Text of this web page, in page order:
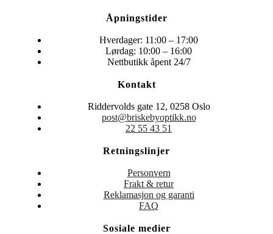
Åpningstider
Hverdager: 11:00 – 17:00
Lørdag: 10:00 – 16:00
Nettbutikk åpent 24/7
Kontakt
Riddervolds gate 12, 0258 Oslo
post@briskebyoptikk.no
22 55 43 51
Retningslinjer
Personvern
Frakt & retur
Reklamasjon og garanti
FAQ
Sosiale medier